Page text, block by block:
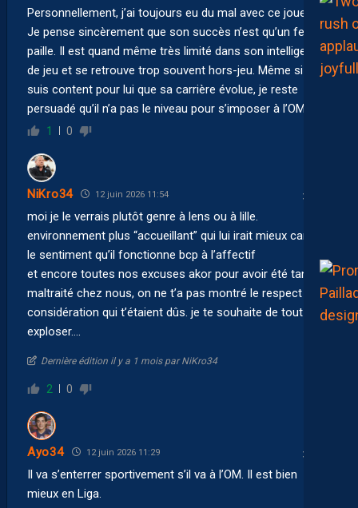
Personnellement, j’ai toujours eu du mal avec ce joueur.
Je pense sincèrement que son succès n’est qu’un feu de
paille. Il est quand même très limité dans son intelligence
de jeu et se retrouve trop souvent hors-jeu. Même si je
suis content pour lui que sa carrière évolue, je reste
persuadé qu’il n’a pas le niveau pour s’imposer à l’OM.
1 0
NiKro34 12 juin 2026 11:54
moi je le verrais plutôt genre à lens ou à lille.
environnement plus “accueillant” qui lui irait mieux car j’ai
le sentiment qu’il fonctionne bcp à l’affectif
et encore toutes nos excuses akor pour avoir été tant
maltraité chez nous, on ne t’a pas montré le respect et la
considération qui t’étaient dûs. je te souhaite de tout
exploser….
Dernière édition il y a 1 mois par NiKro34
2 0
Ayo34 12 juin 2026 11:29
Il va s’enterrer sportivement s’il va à l’OM. Il est bien
mieux en Liga.